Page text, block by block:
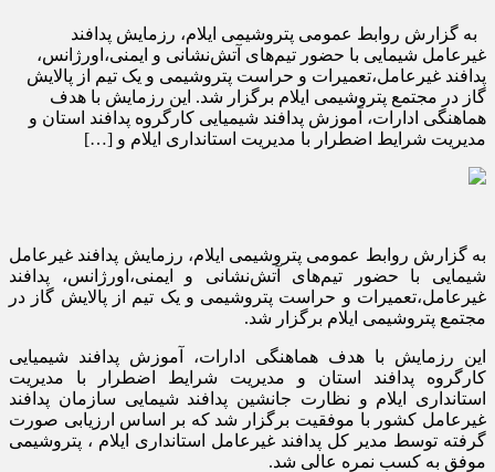
به گزارش روابط عمومی پتروشیمی ایلام، رزمایش پدافند
غیرعامل شیمایی با حضور‌ تیم‌های آتش‌نشانی و ایمنی،اورژانس،
پدافند غیرعامل،تعمیرات و حراست پتروشیمی و یک تیم از پالایش
گاز در مجتمع پتروشیمی ایلام برگزار شد. این رزمایش با هدف
هماهنگی ادارات، آموزش پدافند شیمیایی کارگروه پدافند استان و
مدیریت شرایط اضطرار با مدیریت استانداری ایلام و […]
به گزارش روابط عمومی پتروشیمی ایلام، رزمایش پدافند غیرعامل
شیمایی با حضور‌ تیم‌های آتش‌نشانی و ایمنی،اورژانس، پدافند
غیرعامل،تعمیرات و حراست پتروشیمی و یک تیم از پالایش گاز در
مجتمع پتروشیمی ایلام برگزار شد.
این رزمایش با هدف هماهنگی ادارات، آموزش پدافند شیمیایی
کارگروه پدافند استان و مدیریت شرایط اضطرار با مدیریت
استانداری ایلام و نظارت جانشین پدافند شیمایی سازمان پدافند
غیرعامل کشور با موفقیت برگزار شد که بر اساس ارزیابی صورت
گرفته توسط مدیر کل پدافند غیرعامل استانداری ایلام ، پتروشیمی
موفق به کسب نمره عالی شد.